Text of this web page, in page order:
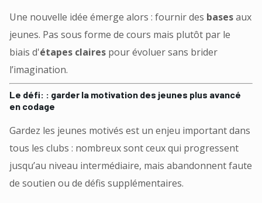
Une nouvelle idée émerge alors : fournir des basesaux
jeunes. Pas sous forme de cours mais plutôt par le
biais d'étapes claires pour évoluer sans brider
l’imagination.
Le défi: : garder la motivation des jeunes plus avancé
en codage
Gardez les jeunes motivés est un enjeu important dans
tous les clubs : nombreux sont ceux qui progressent
jusqu’au niveau intermédiaire, mais abandonnent faute
de soutien ou de défis supplémentaires.